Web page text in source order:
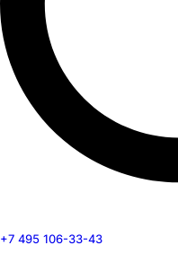
+7 495 106-33-43